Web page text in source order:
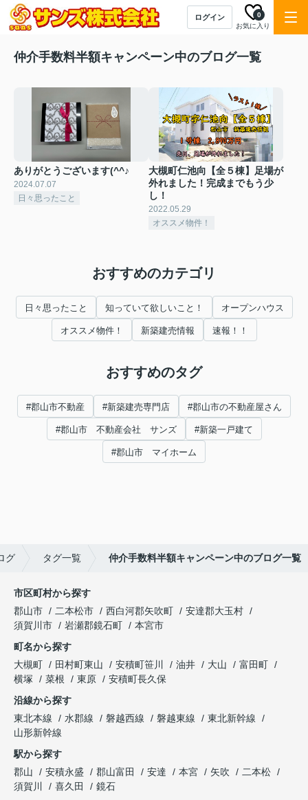
ログイン
お気に入り
0
仲介手数料半額キャンペーン中のブログ一覧
ありがとうございます(^^♪
2024.07.07
日々思ったこと
大槻町仁池向【全５棟】足場が
外れました！完成までもう少
し！
2022.05.29
オススメ物件！
おすすめのカテゴリ
日々思ったこと 知っていて欲しいこと！ オープンハウス
オススメ物件！ 新築建売情報 速報！！
おすすめのタグ
#郡山市不動産 #新築建売専門店 #郡山市の不動産屋さん
#郡山市 不動産会社 サンズ #新築一戸建て
#郡山市 マイホーム
グ タグ一覧 仲介手数料半額キャンペーン中のブログ一覧
市区町村から探す
郡山市
二本松市 西白河郡矢吹町
安達郡大玉村
須賀川市
岩瀬郡鏡石町
本宮市
町名から探す
大槻町
田村町東山 安積町笹川 油井 大山
富田町
横塚
菜根 東原
安積町長久保
沿線から探す
東北本線
水郡線 磐越西線 磐越東線
東北新幹線
山形新幹線
駅から探す
郡山
安積永盛 郡山富田 安達 本宮 矢吹
二本松
須賀川
喜久田 鏡石